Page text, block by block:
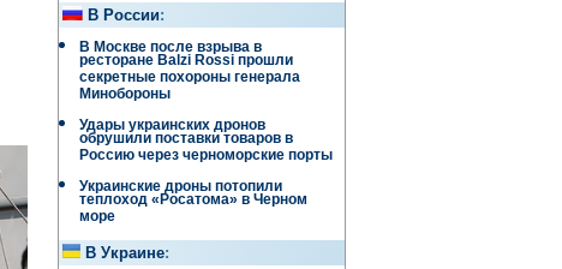
В России:
В Москве после взрыва в
ресторане Balzi Rossi прошли
секретные похороны генерала
Минобороны
Удары украинских дронов
обрушили поставки товаров в
Россию через черноморские порты
Украинские дроны потопили
теплоход «Росатома» в Черном
море
В Украине: